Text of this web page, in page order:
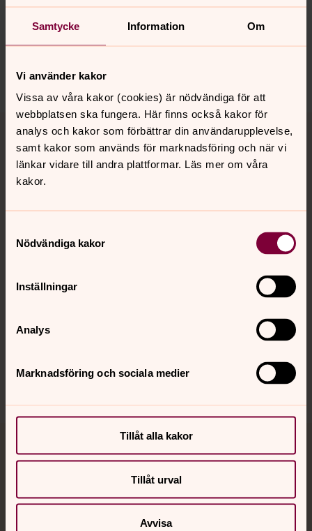
Samtycke Information Om
Vi använder kakor
Vissa av våra kakor (cookies) är nödvändiga för att
webbplatsen ska fungera. Här finns också kakor för
analys och kakor som förbättrar din användarupplevelse,
samt kakor som används för marknadsföring och när vi
länkar vidare till andra plattformar. Läs mer om våra
kakor.
Nödvändiga kakor
Inställningar
Analys
Marknadsföring och sociala medier
Tillåt alla kakor
Tillåt urval
Avvisa
Synpunkter eller frågor på sidans
innehåll?
norrkoping@svenskakyrkan.se
Dela
Tillbaka till toppen
Tillbaka till innehållet
Kontakt
Kalender
Hitta snabbt
Jourhavande präst
Akut samtals- och krisstöd. Prata eller chatta anonymt
med en präst på kvällar och nätter.